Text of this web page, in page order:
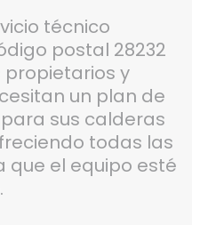
técnico
postal 28232
y
un plan de
sus calderas
todas las
que el equipo esté